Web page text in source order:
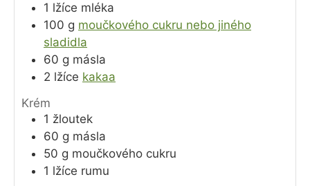
1 lžíce mléka
100 g moučkového cukru nebo jiného
sladidla
60 g másla
2 lžíce kakaa
Krém
1 žloutek
60 g másla
50 g moučkového cukru
1 lžíce rumu